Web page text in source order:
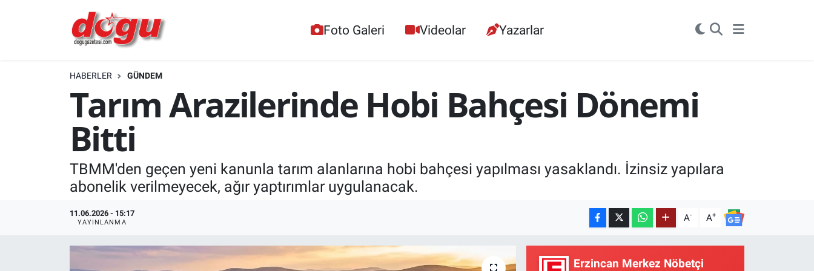
Foto Galeri Videolar Yazarlar
HABERLER GÜNDEM
Tarım Arazilerinde Hobi Bahçesi Dönemi
Bitti
TBMM'den geçen yeni kanunla tarım alanlarına hobi bahçesi yapılması yasaklandı. İzinsiz yapılara
abonelik verilmeyecek, ağır yaptırımlar uygulanacak.
11.06.2026 - 15:17
YAYINLANMA A- A+
Erzincan Merkez Nöbetçi
ERZINCAN
GÜNDEM
ERZİNCAN FOTOĞRAFLARI